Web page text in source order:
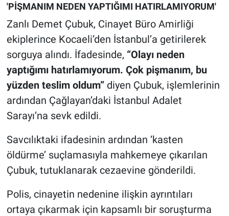
'PİŞMANIM NEDEN YAPTIĞIMI HATIRLAMIYORUM'
Zanlı Demet Çubuk, Cinayet Büro Amirliği
ekiplerince Kocaeli’den İstanbul’a getirilerek
sorguya alındı. İfadesinde, “Olayı neden
yaptığımı hatırlamıyorum. Çok pişmanım, bu
yüzden teslim oldum”diyen Çubuk, işlemlerinin
ardından Çağlayan’daki İstanbul Adalet
Sarayı’na sevk edildi.
Savcılıktaki ifadesinin ardından ‘kasten
öldürme’ suçlamasıyla mahkemeye çıkarılan
Çubuk, tutuklanarak cezaevine gönderildi.
Polis, cinayetin nedenine ilişkin ayrıntıları
ortaya çıkarmak için kapsamlı bir soruşturma